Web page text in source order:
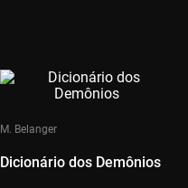
M. Belanger
Dicionário dos Demônios